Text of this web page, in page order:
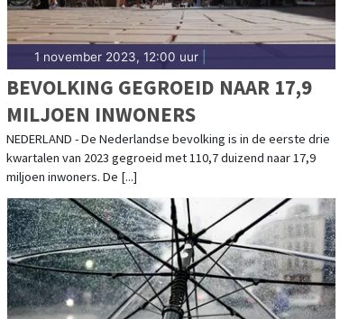
1 november 2023, 12:00 uur|
BEVOLKING GEGROEID NAAR 17,9
MILJOEN INWONERS
NEDERLAND - De Nederlandse bevolking is in de eerste drie
kwartalen van 2023 gegroeid met 110,7 duizend naar 17,9
miljoen inwoners. De [...]